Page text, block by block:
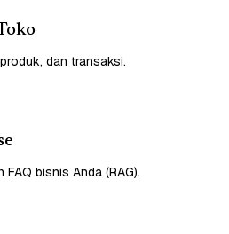
dan transaksi.
bisnis Anda (RAG).